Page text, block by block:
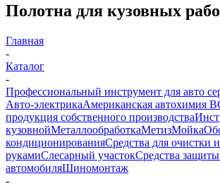
Полотна для кузовных
Главная
-
Каталог
-
Профессиональный инструмент для авто
Авто-электрикаАмериканская автохимия
продукция собственного производства
кузовнойМеталлообработкаМетизМойка
кондиционированияСредства для очистки и
рукамиСлесарный участокСредства защиты
автомобиляШиномонтаж
-